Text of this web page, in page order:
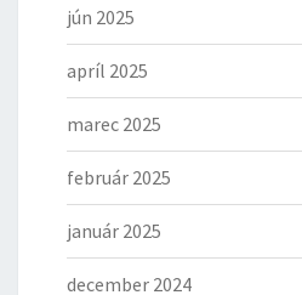
jún 2025
apríl 2025
marec 2025
február 2025
január 2025
december 2024